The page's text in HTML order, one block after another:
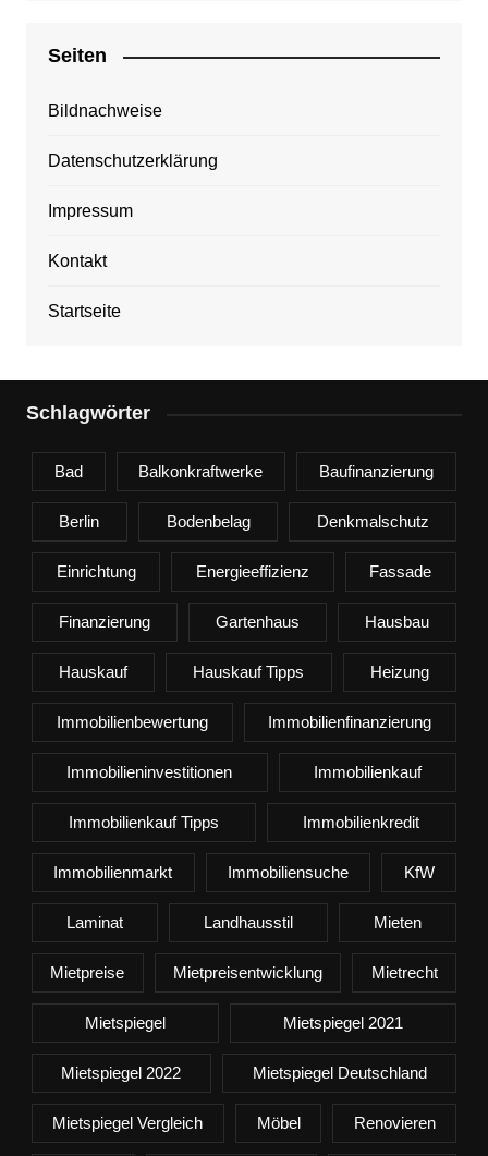
Seiten
Bildnachweise
Datenschutzerklärung
Impressum
Kontakt
Startseite
Schlagwörter
Bad Balkonkraftwerke Baufinanzierung
Berlin Bodenbelag Denkmalschutz
Einrichtung Energieeffizienz Fassade
Finanzierung Gartenhaus Hausbau
Hauskauf Hauskauf Tipps Heizung
Immobilienbewertung Immobilienfinanzierung
Immobilieninvestitionen Immobilienkauf
Immobilienkauf Tipps Immobilienkredit
Immobilienmarkt Immobiliensuche KfW
Laminat Landhausstil Mieten
Mietpreise Mietpreisentwicklung Mietrecht
Mietspiegel Mietspiegel 2021
Mietspiegel 2022 Mietspiegel Deutschland
Mietspiegel Vergleich Möbel Renovieren